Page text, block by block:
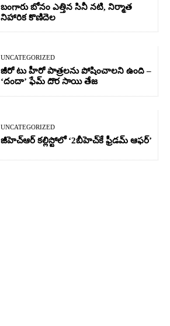
బంగారు బోనం ఎత్తిన సినీ నటి, నిర్మాత
నిహారిక కొణిదెల
UNCATEGORIZED
జీరో టు హీరో పాత్రలను పోషించాలని ఉంది –
‘దందా’ ఫేమ్ దొర సాయి తేజ
UNCATEGORIZED
జీహెచ్ఆర్‌ కల్లిస్టోలో ‘2బీహెచ్‌కే ఫ్రీడమ్ ఆఫర్’